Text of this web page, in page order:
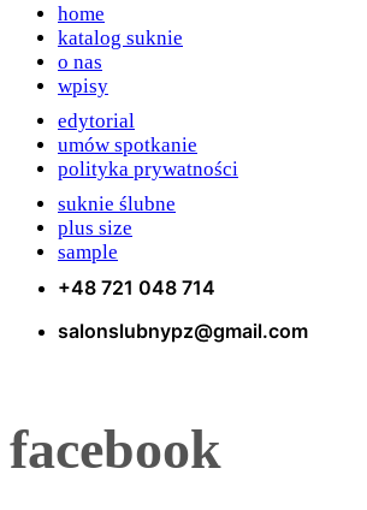
home
katalog suknie
o nas
wpisy
edytorial
umów spotkanie
polityka prywatności
suknie ślubne
plus size
sample
+48 721 048 714
salonslubnypz@gmail.com
facebook